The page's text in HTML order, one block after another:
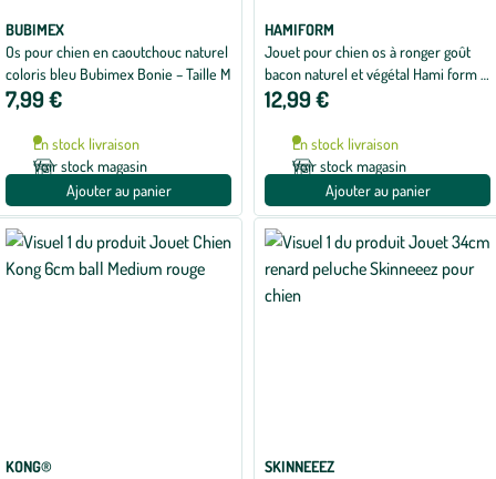
BUBIMEX
Os pour chien en caoutchouc naturel
coloris bleu Bubimex Bonie – Taille M
7,99 €
En stock livraison
Voir stock magasin
Ajouter au panier
HAMIFORM
Jouet pour chien os à ronger goût
bacon naturel et végétal Hami form -
Taille L
12,99 €
En stock livraison
Voir stock magasin
Ajouter au panier
KONG® SKINNEEEZ